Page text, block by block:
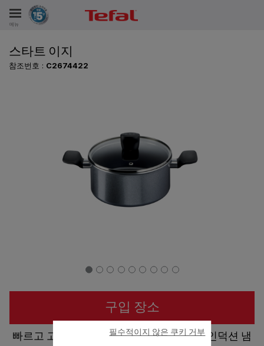
메뉴
스타트 이지
참조번호 : C2674422
구입 장소
빠르고 고른 열전도로 요리가 쉽고 편리한 인덕션 냄
필수적이지 않은 쿠키 거부